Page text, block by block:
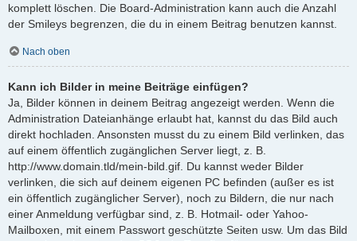
komplett löschen. Die Board-Administration kann auch die Anzahl
der Smileys begrenzen, die du in einem Beitrag benutzen kannst.
Nach oben
Kann ich Bilder in meine Beiträge einfügen?
Ja, Bilder können in deinem Beitrag angezeigt werden. Wenn die
Administration Dateianhänge erlaubt hat, kannst du das Bild auch
direkt hochladen. Ansonsten musst du zu einem Bild verlinken, das
auf einem öffentlich zugänglichen Server liegt, z. B.
http://www.domain.tld/mein-bild.gif. Du kannst weder Bilder
verlinken, die sich auf deinem eigenen PC befinden (außer es ist
ein öffentlich zugänglicher Server), noch zu Bildern, die nur nach
einer Anmeldung verfügbar sind, z. B. Hotmail- oder Yahoo-
Mailboxen, mit einem Passwort geschützte Seiten usw. Um das Bild